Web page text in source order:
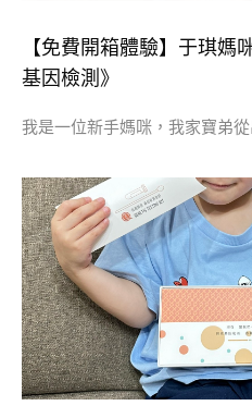
【免費開箱體驗】于琪媽
基因檢測》
我是一位新手媽咪，我家寶弟